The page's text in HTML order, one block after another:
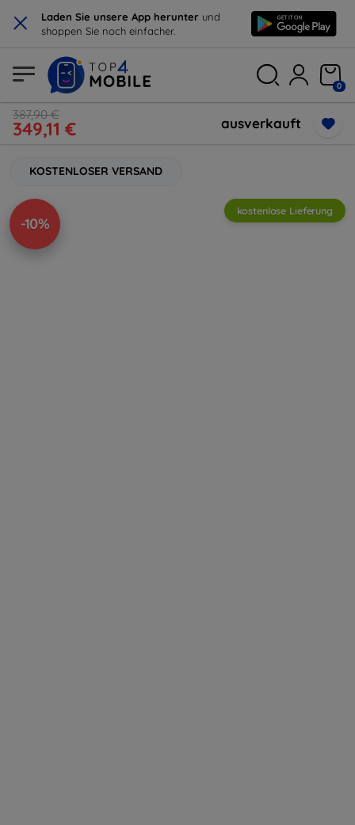
× Laden Sie unsere App herunter und
shoppen Sie noch einfacher.
0
387,90 €
349,11 € ausverkauft
KOSTENLOSER VERSAND
-10%
kostenlose Lieferung